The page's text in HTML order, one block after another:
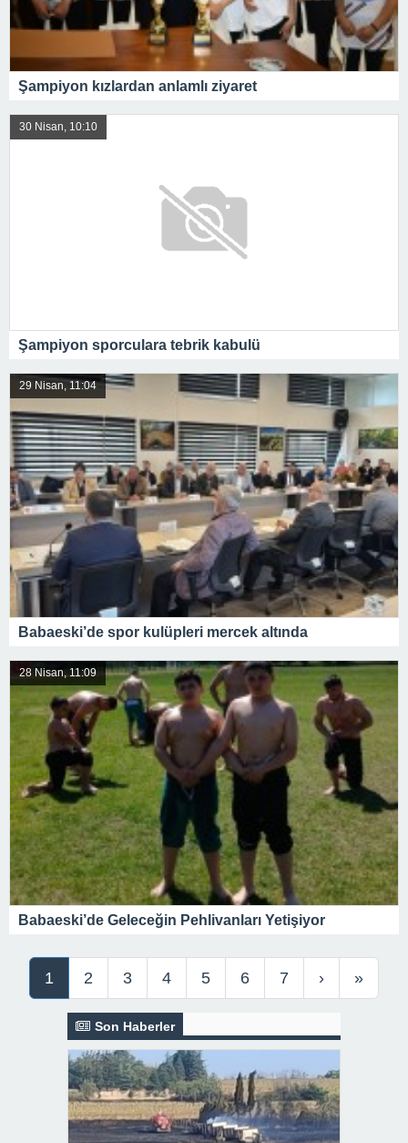
Şampiyon kızlardan anlamlı ziyaret
30 Nisan, 10:10
Şampiyon sporculara tebrik kabulü
29 Nisan, 11:04
Babaeski’de spor kulüpleri mercek altında
28 Nisan, 11:09
Babaeski’de Geleceğin Pehlivanları Yetişiyor
1 2 3 4 5 6 7 › »
Son Haberler